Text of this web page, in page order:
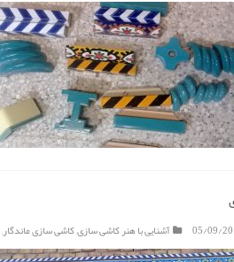
05/09/ آشنایی با هنر کاشی سازی,کاشی سازی ماندگار,